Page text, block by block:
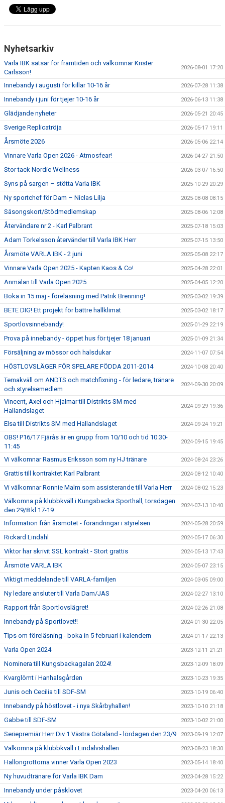
Nyhetsarkiv
Varla IBK satsar för framtiden och välkomnar Krister
Carlsson!
2026-08-01 17:20
Innebandy i augusti för killar 10-16 år 2026-07-28 11:38
Innebandy i juni för tjejer 10-16 år 2026-06-13 11:38
Glädjande nyheter 2026-05-21 20:45
Sverige Replicatröja 2026-05-17 19:11
Årsmöte 2026 2026-05-06 22:14
Vinnare Varla Open 2026 - Atmosfear! 2026-04-27 21:50
Stor tack Nordic Wellness 2026-03-07 16:50
Syns på sargen – stötta Varla IBK 2025-10-29 20:29
Ny sportchef för Dam – Niclas Lilja 2025-08-08 08:15
Säsongskort/Stödmedlemskap 2025-08-06 12:08
Återvändare nr 2 - Karl Palbrant 2025-07-18 15:03
Adam Torkelsson återvänder till Varla IBK Herr 2025-07-15 13:50
Årsmöte VARLA IBK - 2 juni 2025-05-08 22:17
Vinnare Varla Open 2025 - Kapten Kaos & Co! 2025-04-28 22:01
Anmälan till Varla Open 2025 2025-04-05 12:20
Boka in 15 maj - föreläsning med Patrik Brenning! 2025-03-02 19:39
BETE DIG! Ett projekt för bättre hallklimat 2025-03-02 18:17
Sportlovsinnebandy! 2025-01-29 22:19
Prova på innebandy - öppet hus för tjejer 18 januari 2025-01-09 21:34
Försäljning av mössor och halsdukar 2024-11-07 07:54
HÖSTLOVSLÄGER FÖR SPELARE FÖDDA 2011-2014 2024-10-08 20:40
Temakväll om ANDTS och matchfixning - för ledare, tränare
och styrelsemedlem
2024-09-30 20:09
Vincent, Axel och Hjalmar till Distrikts SM med
Hallandslaget
2024-09-29 19:36
Elsa till Distrikts SM med Hallandslaget 2024-09-24 19:21
OBS! P16/17 Fjärås är en grupp from 10/10 och tid 10:30-
11:45
2024-09-15 19:45
Vi välkomnar Rasmus Eriksson som ny HJ tränare 2024-08-24 23:26
Grattis till kontraktet Karl Palbrant 2024-08-12 10:40
Vi välkomnar Ronnie Malm som assisterande till Varla Herr 2024-08-02 15:23
Välkomna på klubbkväll i Kungsbacka Sporthall, torsdagen
den 29/8 kl 17-19
2024-07-13 10:40
Information från årsmötet - förändringar i styrelsen 2024-05-28 20:59
Rickard Lindahl 2024-05-17 06:30
Viktor har skrivit SSL kontrakt - Stort grattis 2024-05-13 17:43
Årsmöte VARLA IBK 2024-05-07 23:15
Viktigt meddelande till VARLA-familjen 2024-03-05 09:00
Ny ledare ansluter till Varla Dam/JAS 2024-02-27 13:10
Rapport från Sportlovslägret! 2024-02-26 21:08
Innebandy på Sportlovet!! 2024-01-30 22:05
Tips om föreläsning - boka in 5 februari i kalendern 2024-01-17 22:13
Varla Open 2024 2023-12-11 21:21
Nominera till Kungsbackagalan 2024! 2023-12-09 18:09
Kvarglömt i Hanhalsgården 2023-10-23 19:35
Junis och Cecilia till SDF-SM 2023-10-19 06:40
Innebandy på höstlovet - i nya Skårbyhallen! 2023-10-10 21:18
Gabbe till SDF-SM 2023-10-02 21:00
Seriepremiär Herr Div 1 Västra Götaland - lördagen den 23/9 2023-09-19 12:07
Välkomna på klubbkväll i Lindälvshallen 2023-08-23 18:30
Hallongrottorna vinner Varla Open 2023 2023-05-14 18:40
Ny huvudtränare för Varla IBK Dam 2023-04-28 15:22
Innebandy under påsklovet 2023-04-20 06:13